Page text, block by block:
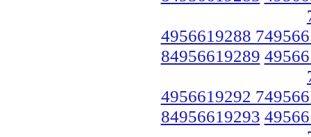
4956619288
84956619289
4956619292
84956619293